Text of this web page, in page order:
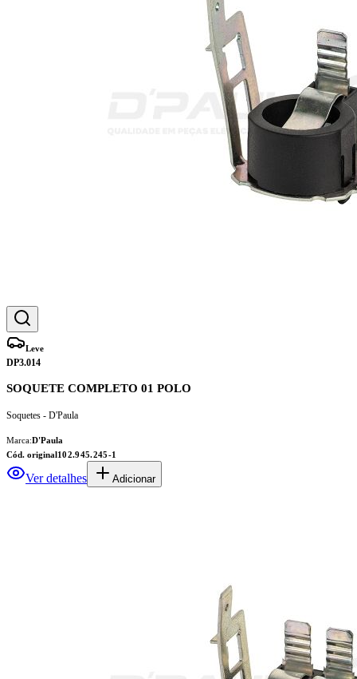
Leve
DP3.014
SOQUETE COMPLETO 01 POLO
Soquetes - D'Paula
Marca:D'Paula
Cód. original102.945.245-1
Ver detalhes Adicionar